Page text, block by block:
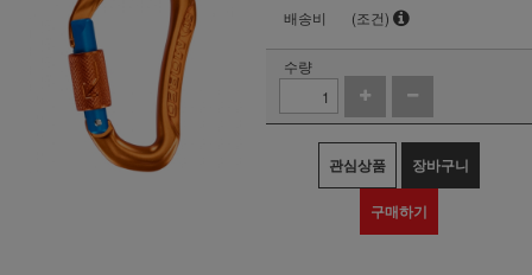
배송비 (조건)
수량
관심상품 장바구니
구매하기